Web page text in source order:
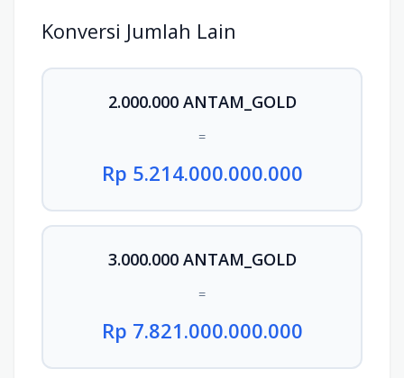
Konversi Jumlah Lain
2.000.000 ANTAM_GOLD
=
Rp 5.214.000.000.000
3.000.000 ANTAM_GOLD
=
Rp 7.821.000.000.000